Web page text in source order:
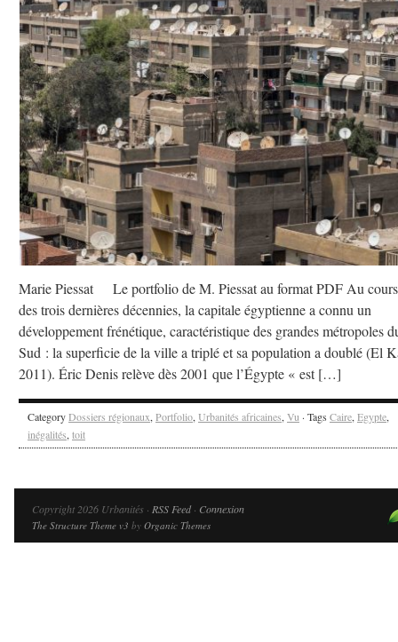
Marie Piessat Le portfolio de M. Piessat au format PDF Au cours
des trois dernières décennies, la capitale égyptienne a connu un
développement frénétique, caractéristique des grandes métropoles
Sud : la superficie de la ville a triplé et sa population a doublé (El
2011). Éric Denis relève dès 2001 que l’Égypte « est […]
CategoryDossiers régionaux, Portfolio, Urbanités africaines, Vu · Tags Caire, Egypte,
inégalités, toit
Copyright 2026 Urbanités · RSS Feed· Connexion
The Structure Theme v3 by Organic Themes